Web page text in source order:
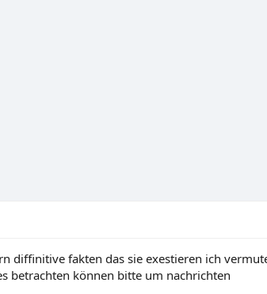
fakten das sie exestieren ich
betrachten können bitte um nachrichten